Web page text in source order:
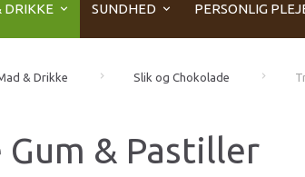
DRIKKE SUNDHED PERSONLIG
& Drikke Slik og Chokolade
Gum & Pastiller